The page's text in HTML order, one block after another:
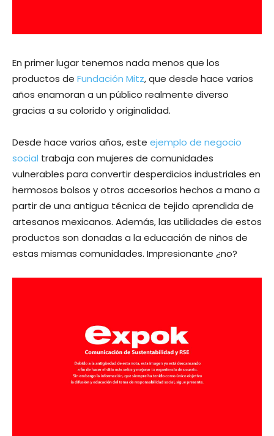
En primer lugar tenemos nada menos que los
productos de Fundación Mitz, que desde hace varios
años enamoran a un público realmente diverso
gracias a su colorido y originalidad.
Desde hace varios años, este ejemplo de negocio
social trabaja con mujeres de comunidades
vulnerables para convertir desperdicios industriales en
hermosos bolsos y otros accesorios hechos a mano a
partir de una antigua técnica de tejido aprendida de
artesanos mexicanos. Además, las utilidades de estos
productos son donadas a la educación de niños de
estas mismas comunidades. Impresionante ¿no?